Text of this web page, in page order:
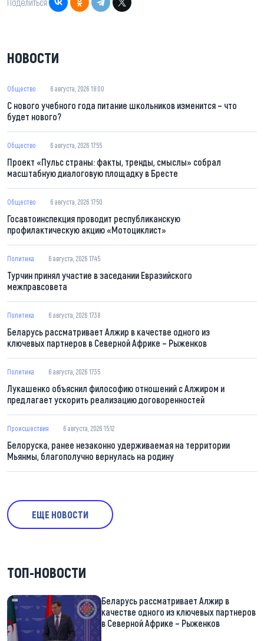
Поделиться:
НОВОСТИ
Общество 6 августа, 2026 18:00
С нового учебного года питание школьников изменится – что
будет нового?
Общество 6 августа, 2026 17:55
Проект «Пульс страны: факты, тренды, смыслы» собрал
масштабную диалоговую площадку в Бресте
Общество 6 августа, 2026 17:50
Госавтоинспекция проводит республиканскую
профилактическую акцию «Мотоциклист»
Политика 6 августа, 2026 17:45
Турчин принял участие в заседании Евразийского
межправсовета
Политика 6 августа, 2026 17:38
Беларусь рассматривает Алжир в качестве одного из
ключевых партнеров в Северной Африке – Рыженков
Политика 6 августа, 2026 17:35
Лукашенко объяснил философию отношений с Алжиром и
предлагает ускорить реализацию договоренностей
Происшествия 6 августа, 2026 15:12
Белоруска, ранее незаконно удерживаемая на территории
Мьянмы, благополучно вернулась на родину
ЕЩЕ НОВОСТИ
ТОП-НОВОСТИ
Беларусь рассматривает Алжир в
качестве одного из ключевых партнеров
в Северной Африке – Рыженков